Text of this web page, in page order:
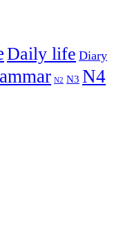
Daily life Diary
N2 N3 N4